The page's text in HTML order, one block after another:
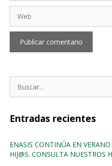
Entradas recientes
ENASIS CONTINÚA EN
HIJ@S. CONSULTA NUESTROS